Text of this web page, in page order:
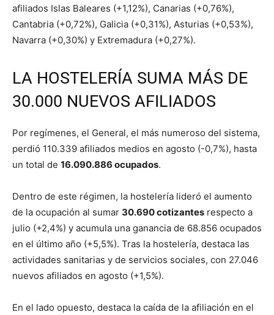
afiliados Islas Baleares (+1,12%), Canarias (+0,76%),
Cantabria (+0,72%), Galicia (+0,31%), Asturias (+0,53%),
Navarra (+0,30%) y Extremadura (+0,27%).
LA HOSTELERÍA SUMA MÁS DE
30.000 NUEVOS AFILIADOS
Por regímenes, el General, el más numeroso del sistema,
perdió 110.339 afiliados medios en agosto (-0,7%), hasta
un total de 16.090.886 ocupados.
Dentro de este régimen, la hostelería lideró el aumento
de la ocupación al sumar 30.690 cotizantes respecto a
julio (+2,4%) y acumula una ganancia de 68.856 ocupados
en el último año (+5,5%). Tras la hostelería, destaca las
actividades sanitarias y de servicios sociales, con 27.046
nuevos afiliados en agosto (+1,5%).
En el lado opuesto, destaca la caída de la afiliación en el